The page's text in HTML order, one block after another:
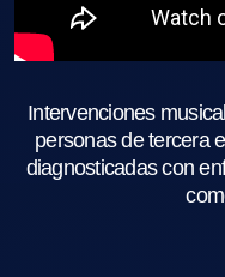
Intervenciones
personas de tercera
diagnosticadas con